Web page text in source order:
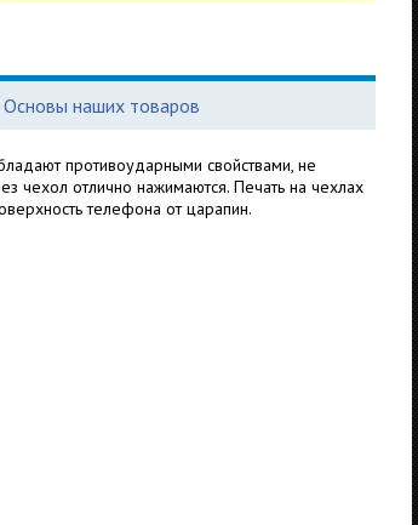
Основы наших товаров
противоударными свойствами, не
чехол отлично нажимаются. Печать на чехлах
телефона от царапин.